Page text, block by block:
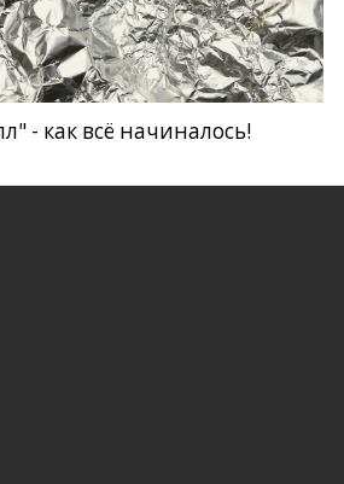
- как всё начиналось!